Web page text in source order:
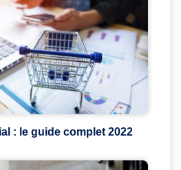
: le guide complet 2022